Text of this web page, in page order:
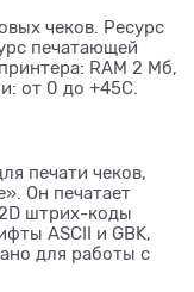
чеков. Ресурс
печатающей
RAM 2 Мб,
от 0 до +45С.
печати чеков,
Он печатает
штрих-коды
ASCII и GBK,
для работы с